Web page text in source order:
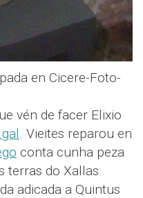
en Cicere-Foto-
vén de facer Elixio
. Vieites reparou en
conta cunha peza
terras do Xallas.
adicada a Quintus